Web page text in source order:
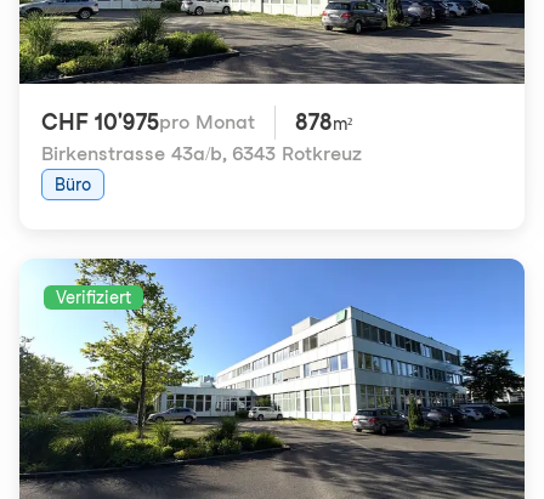
CHF 10'975pro Monat 878m²
Birkenstrasse 43a/b, 6343 Rotkreuz
Büro
Verifiziert